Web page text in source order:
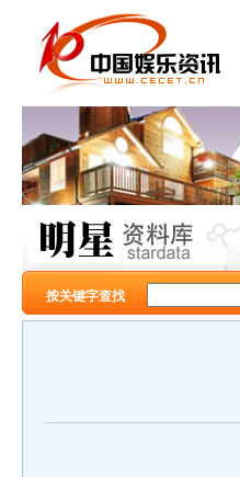
按关键字查找